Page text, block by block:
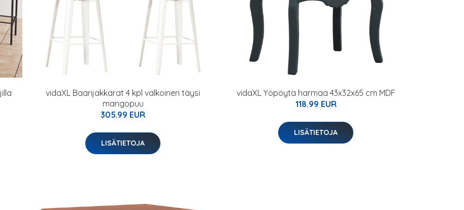
vidaXL Baarijakkarat 4 kpl valkoinen täysi
mangopuu
305.99 EUR
LISÄTIETOJA
vidaXL Yöpöytä harmaa 43x32x65 cm MDF
118.99 EUR
LISÄTIETOJA